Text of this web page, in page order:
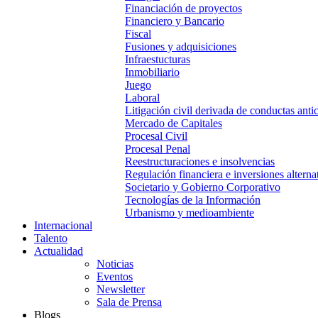
Financiación de proyectos
Financiero y Bancario
Fiscal
Fusiones y adquisiciones
Infraestucturas
Inmobiliario
Juego
Laboral
Litigación civil derivada de conductas
Mercado de Capitales
Procesal Civil
Procesal Penal
Reestructuraciones e insolvencias
Regulación financiera e inversiones
Societario y Gobierno Corporativo
Tecnologías de la Información
Urbanismo y medioambiente
Internacional
Talento
Actualidad
Noticias
Eventos
Newsletter
Sala de Prensa
Blogs